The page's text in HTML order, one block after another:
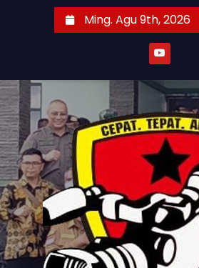
t
o
c
o
n
t
e
n
t
Ming. Agu 9th, 2026